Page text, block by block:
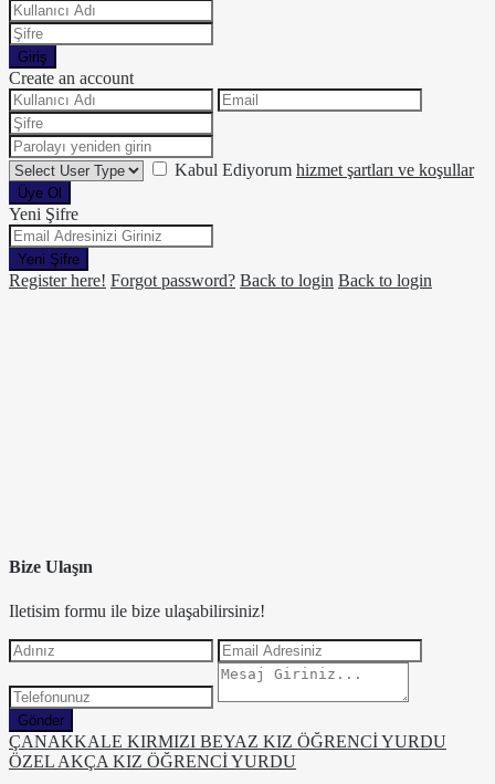
Giriş
Create an account
Kabul Ediyorum hizmet şartları ve koşullar
Üye Ol
Yeni Şifre
Yeni Şifre
Register here! Forgot password? Back to login Back to login
Bize Ulaşın
Iletisim formu ile bize ulaşabilirsiniz!
Gönder
ÇANAKKALE KIRMIZI BEYAZ KIZ ÖĞRENCİ YURDU
ÖZEL AKÇA KIZ ÖĞRENCİ YURDU